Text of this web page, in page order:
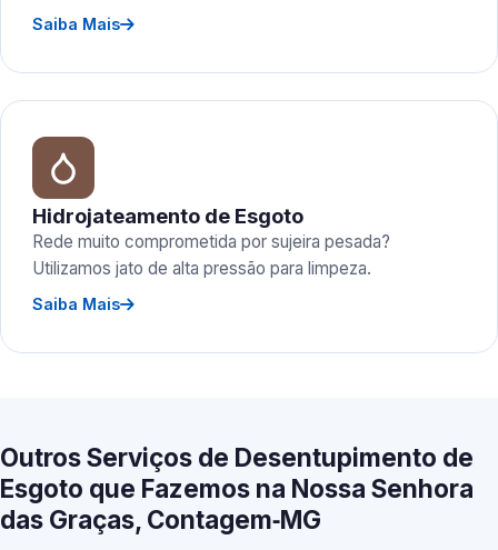
Saiba Mais
Hidrojateamento de Esgoto
Rede muito comprometida por sujeira pesada?
Utilizamos jato de alta pressão para limpeza.
Saiba Mais
Outros Serviços de Desentupimento de
Esgoto que Fazemos na Nossa Senhora
das Graças, Contagem‑MG